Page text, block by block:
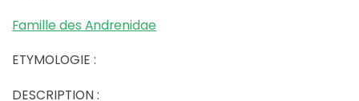
Famille des Andrenidae
ETYMOLOGIE :
DESCRIPTION :